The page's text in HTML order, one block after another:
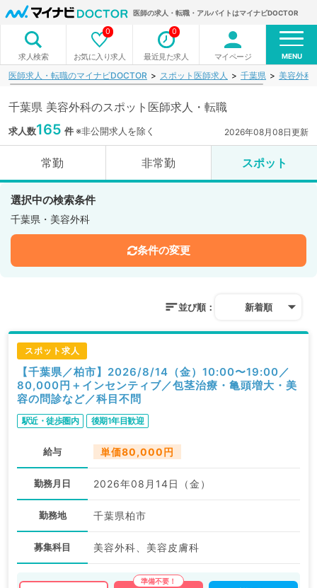
医師の求人・転職・アルバイトはマイナビDOCTOR
求人検索 お気に入り求人
0
最近見た求人
0
マイページ MENU
医師求人・転職のマイナビDOCTOR スポット医師求人 千葉県 美容外科
千葉県 美容外科のスポット医師求人・転職
求人数165 件※非公開求人を除く 2026年08月08日更新
常勤 非常勤 スポット
選択中の検索条件
千葉県・美容外科
条件の変更
並び順： 新着順
スポット求人
【千葉県／柏市】2026/8/14（金）10:00〜19:00／
80,000円＋インセンティブ／包茎治療・亀頭増大・美
容の問診など／科目不問
駅近・徒歩圏内 後期1年目歓迎
給与 単価80,000円
勤務月日 2026年08月14日（金）
勤務地 千葉県柏市
募集科目 美容外科、美容皮膚科